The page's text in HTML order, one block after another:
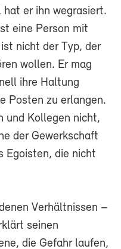
hat er ihn wegrasiert.
eine Person mit
nicht der Typ, der
wollen. Er mag
ihre Haltung
Posten zu erlangen.
und Kollegen nicht,
der Gewerkschaft
Egoisten, die nicht
Verhältnissen –
seinen
die Gefahr laufen,